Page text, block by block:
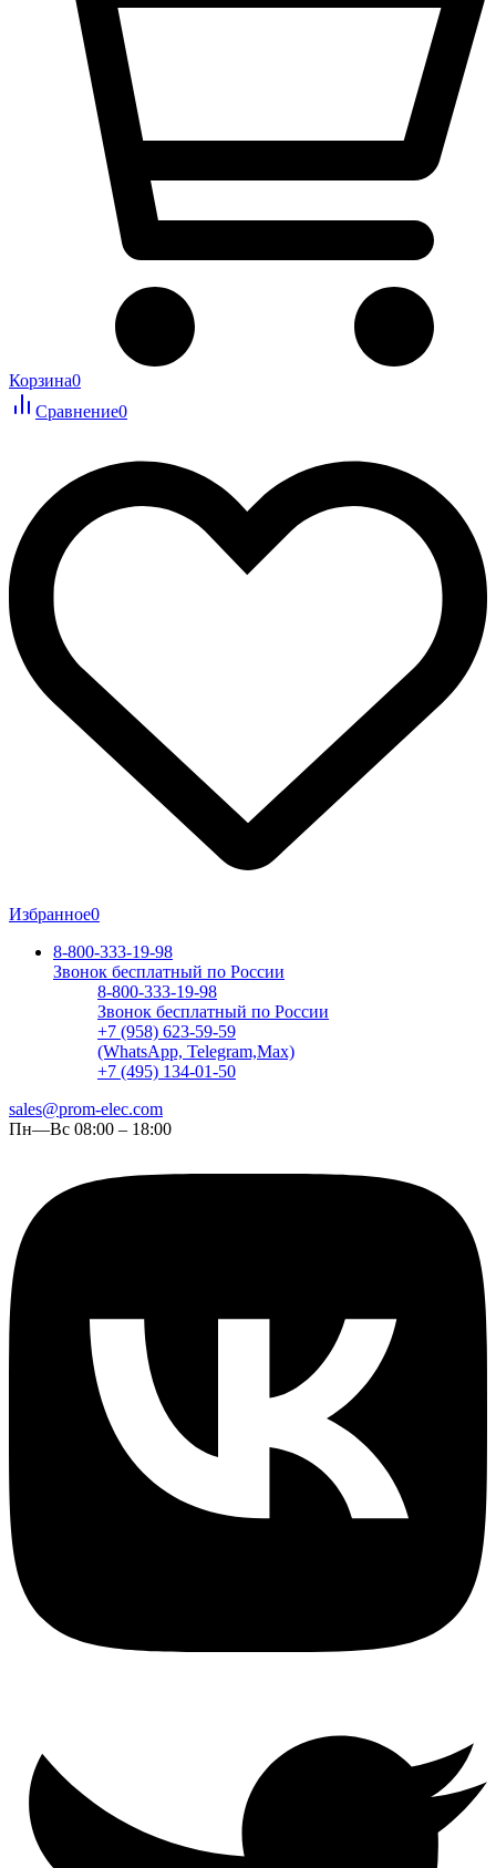
Корзина0
Сравнение0
Избранное0
8-800-333-19-98
Звонок бесплатный по России
8-800-333-19-98
Звонок бесплатный по России
+7 (958) 623-59-59
(WhatsApp, Telegram,Max)
+7 (495) 134-01-50
sales@prom-elec.com
Пн—Вс 08:00 – 18:00